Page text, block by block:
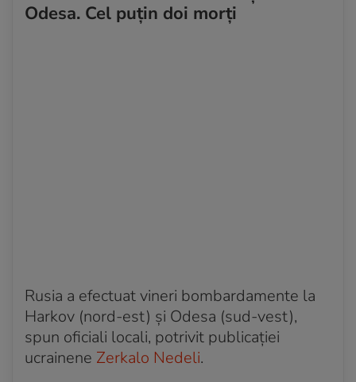
Odesa. Cel puțin doi morți
Rusia a efectuat vineri bombardamente la
Harkov (nord-est) și Odesa (sud-vest),
spun oficiali locali, potrivit publicației
ucrainene Zerkalo Nedeli.